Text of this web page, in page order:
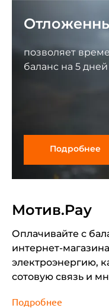
позволяет
баланс на 5 дней
Подробнее
Мотив.Pay
Оплачивайте с
интернет-
электроэнергию,
сотовую связь и
Подробнее